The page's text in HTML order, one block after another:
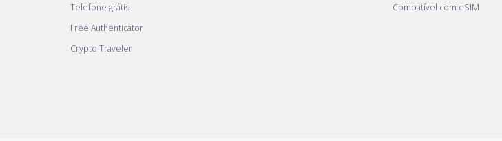
Telefone grátis
Free Authenticator
Crypto Traveler
Compatível com eSIM